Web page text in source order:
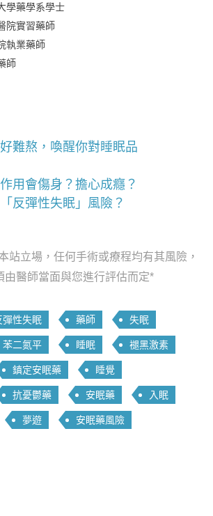
學藥學系學士
院實習藥師
執業藥師
師
難熬，喚醒你對睡眠品
用會傷身？擔心成癮？
反彈性失眠」風險？
站立場，任何手術或療程均有其風險，
由醫師當面與您進行評估而定*
彈性失眠 藥師 失眠
苯二氮平 睡眠 褪黑激素
鎮定安眠藥 睡覺
抗憂鬱藥 安眠藥 入眠
夢遊 安眠藥風險